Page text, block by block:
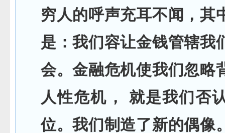
穷人的呼声充耳不闻，其
是：我们容让金钱管辖我
会。金融危机使我们忽略
人性危机， 就是我们否
位。我们制造了新的偶像